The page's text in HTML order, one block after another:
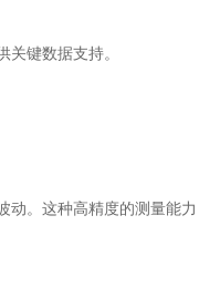
键数据支持。
动。这种高精度的测量能